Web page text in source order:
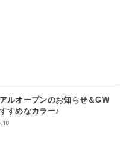
ルオープンのお知らせ＆GW
すめなカラー♪